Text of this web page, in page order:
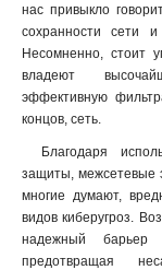
нас привыкло
сохранности сети
Несомненно, стоит
владеют
эффективную
концов, сеть.
Благодаря
защиты, межсетевые
многие думают,
видов киберугроз.
надежный
предотвращая